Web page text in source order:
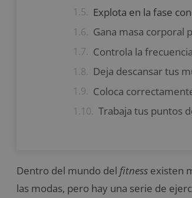
Explota en la fase
Gana masa corporal
Controla la
Deja descansar tus
Coloca
Trabaja tus puntos
Dentro del mundo del fitness existen
las modas, pero hay una serie de